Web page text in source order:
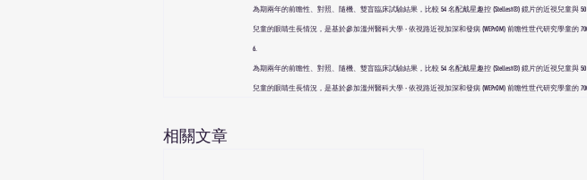
為期兩年的前瞻性、對照、隨機、雙盲臨床試驗結果，比較 54 名配戴星趣控 (Stellest®) 鏡片的近視兒童與
兒童的眼睛生長情況，是基於參加溫州醫科大學 - 依視路近視加深和發病 (WEPrOM) 前瞻性世代研究學童的
6.
為期兩年的前瞻性、對照、隨機、雙盲臨床試驗結果，比較 54 名配戴星趣控 (Stellest®) 鏡片的近視兒童與
兒童的眼睛生長情況，是基於參加溫州醫科大學 - 依視路近視加深和發病 (WEPrOM) 前瞻性世代研究學童的
相關文章